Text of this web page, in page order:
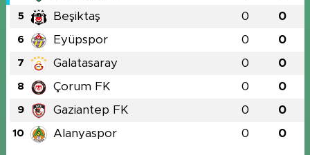
5 Beşiktaş 0 0
6 Eyüpspor 0 0
7 Galatasaray 0 0
8 Çorum FK 0 0
9 Gaziantep FK 0 0
10 Alanyaspor 0 0